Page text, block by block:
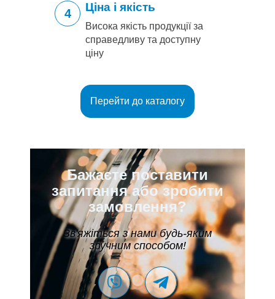
4 Ціна і якість
Висока якість продукції за
справедливу та доступну
ціну
Перейти до каталогу
Бажаєте поставити
запитання або зробити
замовлення?
Зв'яжіться з нами будь-яким
зручним способом!